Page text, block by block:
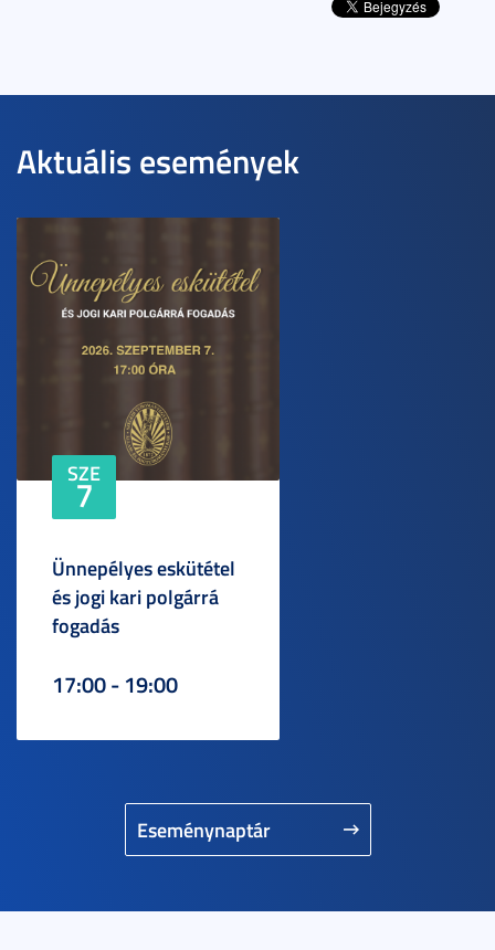
Aktuális események
Eseménynaptár
SZE
7
Ünnepélyes eskütétel
és jogi kari polgárrá
fogadás
17:00 - 19:00